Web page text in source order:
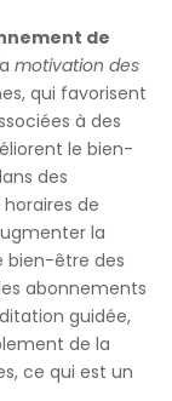
de
motivation des
qui favorisent
à des
le bien-
des
de
la
bien-être des
abonnements
guidée,
de la
ce qui est un